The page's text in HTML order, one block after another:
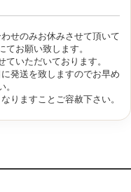
せのみお休みさせて頂いて
お願い致します。
いただいております。
発送を致しますのでお早め
。
りますことご容赦下さい。